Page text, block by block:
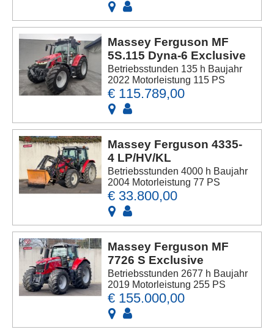
Massey Ferguson MF
5S.115 Dyna-6 Exclusive
Betriebsstunden 135 h Baujahr
2022 Motorleistung 115 PS
€ 115.789,00
Massey Ferguson 4335-
4 LP/HV/KL
Betriebsstunden 4000 h Baujahr
2004 Motorleistung 77 PS
€ 33.800,00
Massey Ferguson MF
7726 S Exclusive
Betriebsstunden 2677 h Baujahr
2019 Motorleistung 255 PS
€ 155.000,00